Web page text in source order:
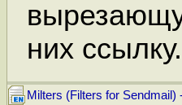
них ссылку.
Milters (Filters for